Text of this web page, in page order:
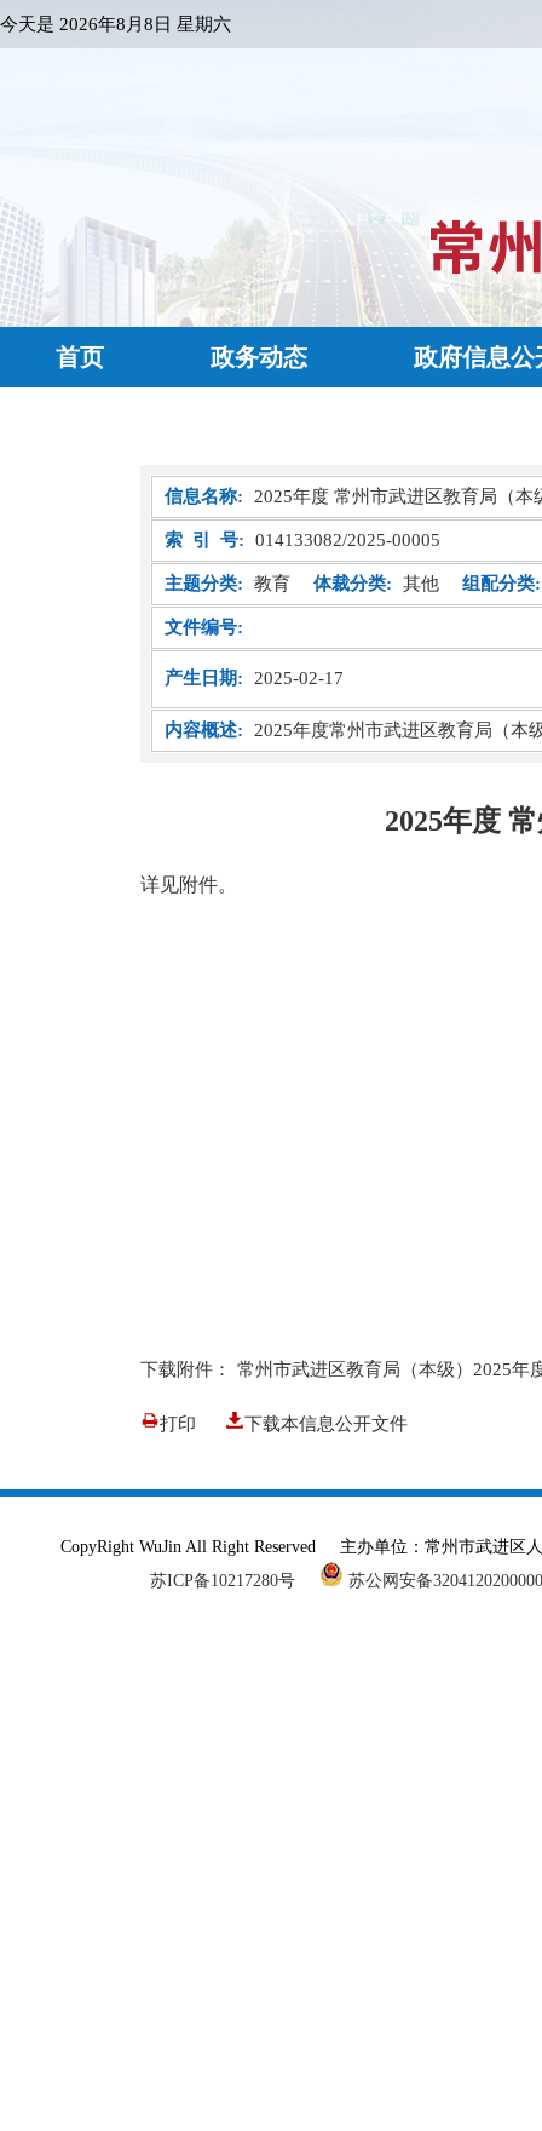
今天是 2026年8月8日 星期六
首页 政务动态 政府信息公
信息名称: 2025年度 常州市武进区教育局（本
索 引 号: 014133082/2025-00005
主题分类: 教育 体裁分类: 其他 组配分类:
文件编号:
产生日期: 2025-02-17
内容概述: 2025年度常州市武进区教育局（本
2025年度
详见附件。
下载附件： 常州市武进区教育局（本级）2025年
打印 下载本信息公开文件
CopyRight WuJin All Right Reserved 主办单位：常州市武进
苏ICP备10217280号
苏公网安备